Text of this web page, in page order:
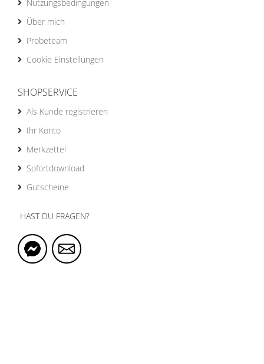
Nutzungsbedingungen
Über mich
Probeteam
Cookie Einstellungen
SHOPSERVICE
Als Kunde registrieren
Ihr Konto
Merkzettel
Sofortdownload
Gutscheine
HAST DU FRAGEN?